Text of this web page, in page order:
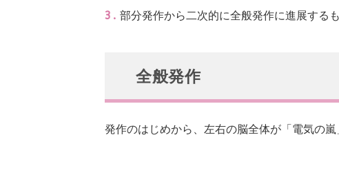
部分発作から二次的に全般発作に進展する
全般発作
発作のはじめから、左右の脳全体が「電気の